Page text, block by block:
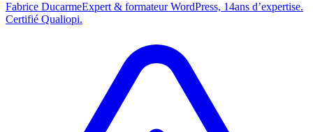
Fabrice DucarmeExpert & formateur WordPress, 14ans d’expertise.
Certifié Qualiopi.